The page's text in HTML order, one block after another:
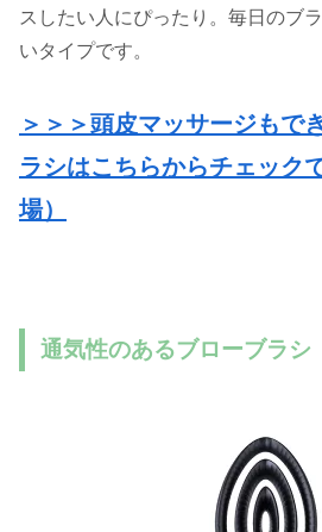
スしたい人にぴったり。毎日のブ
いタイプです。
＞＞＞頭皮マッサージもで
ラシはこちらからチェック
場）
通気性のあるブローブラシ